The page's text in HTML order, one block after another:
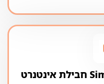
018 אקספון ‏- ‏Simple Net חבילת אינטנרט